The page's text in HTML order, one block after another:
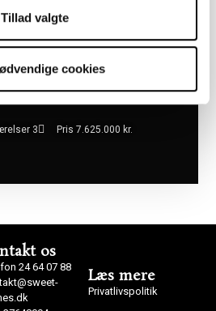
Tillad valgte
cookies
3 Pris 7.625.000 kr.
os
24 64 07 88
Læs mere
Privatlivspolitik